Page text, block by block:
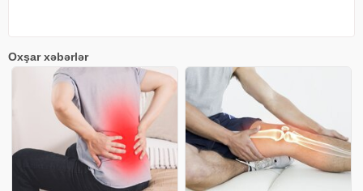
Oxşar xəbərlər